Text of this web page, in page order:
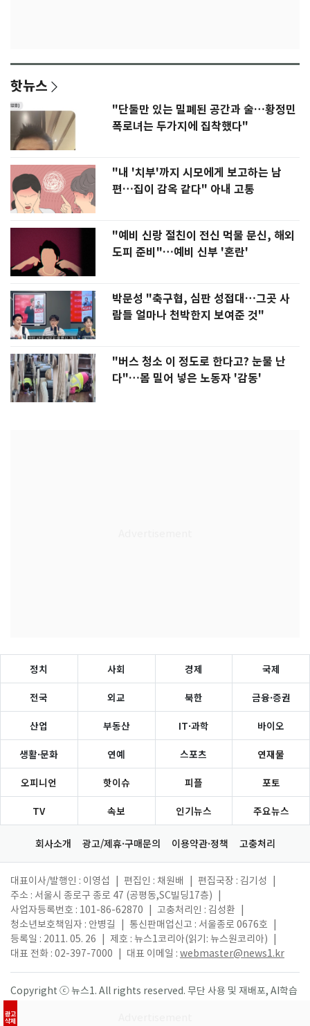
핫뉴스
"단둘만 있는 밀폐된 공간과 술…황정민
폭로녀는 두가지에 집착했다"
"내 '치부'까지 시모에게 보고하는 남
편…집이 감옥 같다" 아내 고통
"예비 신랑 절친이 전신 먹물 문신, 해외
도피 준비"…예비 신부 '혼란'
박문성 "축구협, 심판 성접대…그곳 사
람들 얼마나 천박한지 보여준 것"
"버스 청소 이 정도로 한다고? 눈물 난
다"…몸 밀어 넣은 노동자 '감동'
광고
삭제
정치 사회 경제 국제
전국 외교 북한 금융·증권
산업 부동산 IT·과학 바이오
생활·문화 연예 스포츠 연재물
오피니언 핫이슈 피플 포토
TV 속보 인기뉴스 주요뉴스
회사소개 광고/제휴·구매문의 이용약관·정책 고충처리
대표이사/발행인 : 이영섭 편집인 : 채원배 편집국장 : 김기성
주소 : 서울시 종로구 종로 47 (공평동,SC빌딩17층)
사업자등록번호 : 101-86-62870
고충처리인 : 김성환
청소년보호책임자 : 안병길
통신판매업신고 : 서울종로 0676호
등록일 : 2011. 05. 26
제호 : 뉴스1코리아(읽기: 뉴스원코리아)
대표 전화 : 02-397-7000
대표 이메일 : webmaster@news1.kr
Copyright ⓒ 뉴스1. All rights reserved. 무단 사용 및 재배포, AI학습